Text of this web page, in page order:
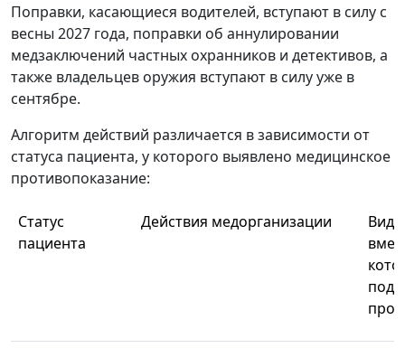
Поправки, касающиеся водителей, вступают в силу с
весны 2027 года, поправки об аннулировании
медзаключений частных охранников и детективов, а
также владельцев оружия вступают в силу уже в
сентябре.
Алгоритм действий различается в зависимости от
статуса пациента, у которого выявлено медицинское
противопоказание:
Статус
пациента
Действия медорганизации
Вид